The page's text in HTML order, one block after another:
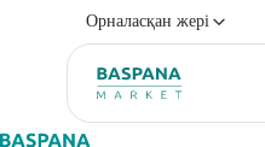
Орналасқан жері